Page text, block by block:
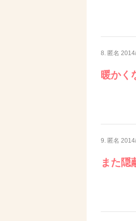
8. 匿名
暖かく
9. 匿名
また隠